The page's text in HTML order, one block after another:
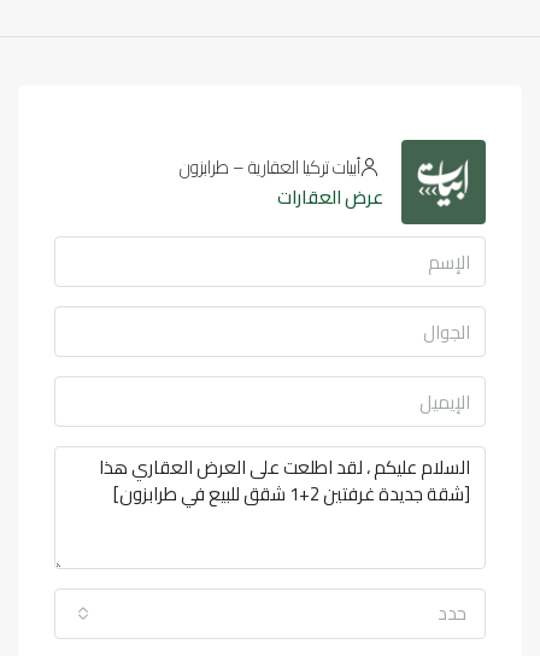
أبيات تركيا العقارية – طرابزون
عرض العقارات
حدد